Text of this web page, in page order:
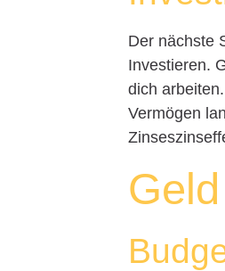
Der nächste
Investieren.
dich
Vermögen